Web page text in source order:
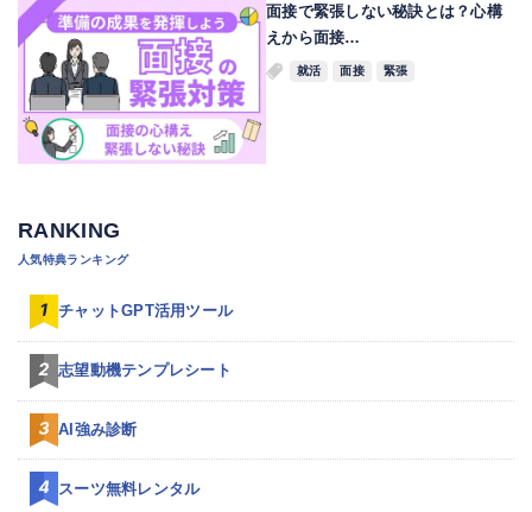
面接で緊張しない秘訣とは？心構
えから面接…
就活 面接 緊張
RANKING
人気特典ランキング
チャットGPT活用ツール
志望動機テンプレシート
AI強み診断
スーツ無料レンタル